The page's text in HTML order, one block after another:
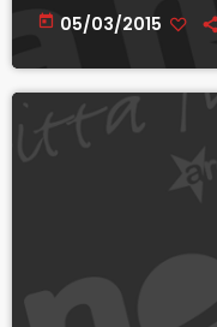
today 05/03/2015